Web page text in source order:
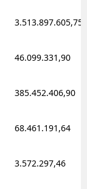
3.513.897.605,75
46.099.331,90
385.452.406,90
68.461.191,64
3.572.297,46